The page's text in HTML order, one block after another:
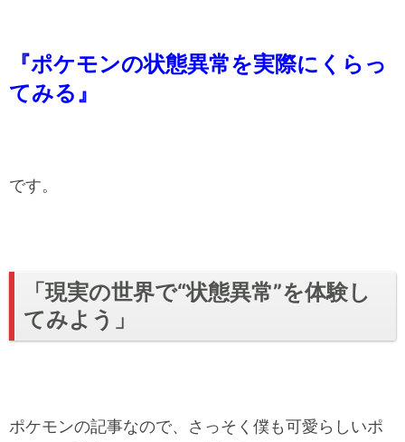
『ポケモンの状態異常を実際にくらっ
てみる』
です。
「現実の世界で“状態異常”を体験し
てみよう」
ポケモンの記事なので、さっそく僕も可愛らしいポ